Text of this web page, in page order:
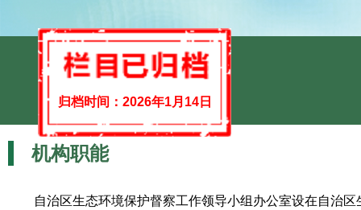
机构职能
督察整改
机构职能
自治区生态环境保护督察工作领导小组办公室设在自治
归档时间： 2026年1月14日